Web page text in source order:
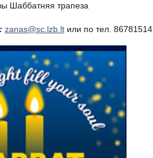
Шаббатняя трапеза
zanas@sc.lzb.ltили по тел. 86781514